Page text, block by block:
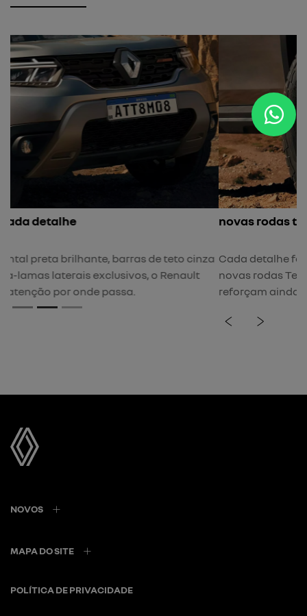
novas rodas tergan
Cada detalhe foi pensado para torná-lo marcante, e
novas rodas Tergan de 17” pretas e antena shark
reforçam ainda mais a imponência do Renault Duster.
NOVOS
MAPA DO SITE
POLÍTICA DE PRIVACIDADE